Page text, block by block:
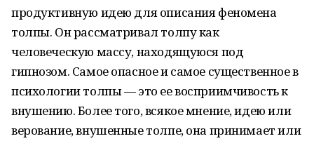
продуктивную идею для описания феномена
толпы. Он рассматривал толпу как
человеческую массу, находящуюся под
гипнозом. Самое опасное и самое существенное в
психологии толпы — это ее восприимчивость к
внушению. Более того, всякое мнение, идею или
верование, внушенные толпе, она принимает или